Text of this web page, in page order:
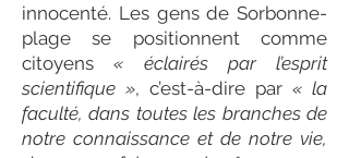
innocenté. Les gens de Sorbonne-
plage se positionnent comme
citoyens« éclairés par l’esprit
scientifique », c’est-à-dire par « la
faculté, dans toutes les branches de
notre connaissance et de notre vie,